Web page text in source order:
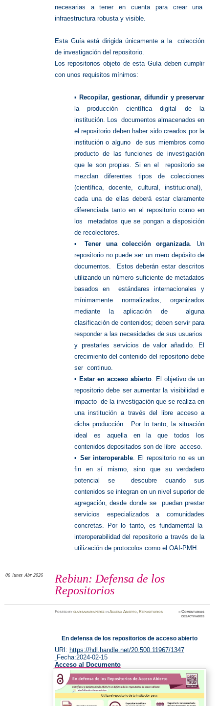
necesarias a tener en cuenta para crear una
infraestructura robusta y visible.
Esta Guía está dirigida únicamente a la colección
de investigación del repositorio.
Los repositorios objeto de esta Guía deben cumplir
con unos requisitos mínimos:
▪ Recopilar, gestionar, difundir y preservar
la producción científica digital de la
institución. Los documentos almacenados en
el repositorio deben haber sido creados por la
institución o alguno de sus miembros como
producto de las funciones de investigación
que le son propias. Si en el repositorio se
mezclan diferentes tipos de colecciones
(científica, docente, cultural, institucional),
cada una de ellas deberá estar claramente
diferenciada tanto en el repositorio como en
los metadatos que se pongan a disposición
de recolectores.
▪ Tener una colección organizada. Un
repositorio no puede ser un mero depósito de
documentos. Estos deberán estar descritos
utilizando un número suficiente de metadatos
basados en estándares internacionales y
mínimamente normalizados, organizados
mediante la aplicación de alguna
clasificación de contenidos; deben servir para
responder a las necesidades de sus usuarios
y prestarles servicios de valor añadido. El
crecimiento del contenido del repositorio debe
ser continuo.
▪ Estar en acceso abierto. El objetivo de un
repositorio debe ser aumentar la visibilidad e
impacto de la investigación que se realiza en
una institución a través del libre acceso a
dicha producción. Por lo tanto, la situación
ideal es aquella en la que todos los
contenidos depositados son de libre acceso.
▪ Ser interoperable. El repositorio no es un
fin en sí mismo, sino que su verdadero
potencial se descubre cuando sus
contenidos se integran en un nivel superior de
agregación, desde donde se puedan prestar
servicios especializados a comunidades
concretas. Por lo tanto, es fundamental la
interoperabilidad del repositorio a través de la
utilización de protocolos como el OAI-PMH.
Rebiun: Defensa de los
Repositorios
06 lunes Abr 2026
Postedbyclarisamariaperez inAcceso Abierto, Repositorios ≈Comentarios
desactivadosen
En defensa de los repositorios de acceso abierto
URI: https://hdl.handle.net/20.500.11967/1347
Fecha:2024-02-15
Acceso al Documento